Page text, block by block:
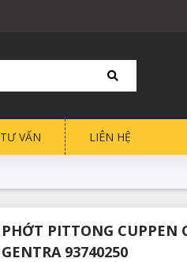
TƯ VẤN LIÊN HỆ
PHỚT PITTONG CUPPEN
GENTRA 93740250